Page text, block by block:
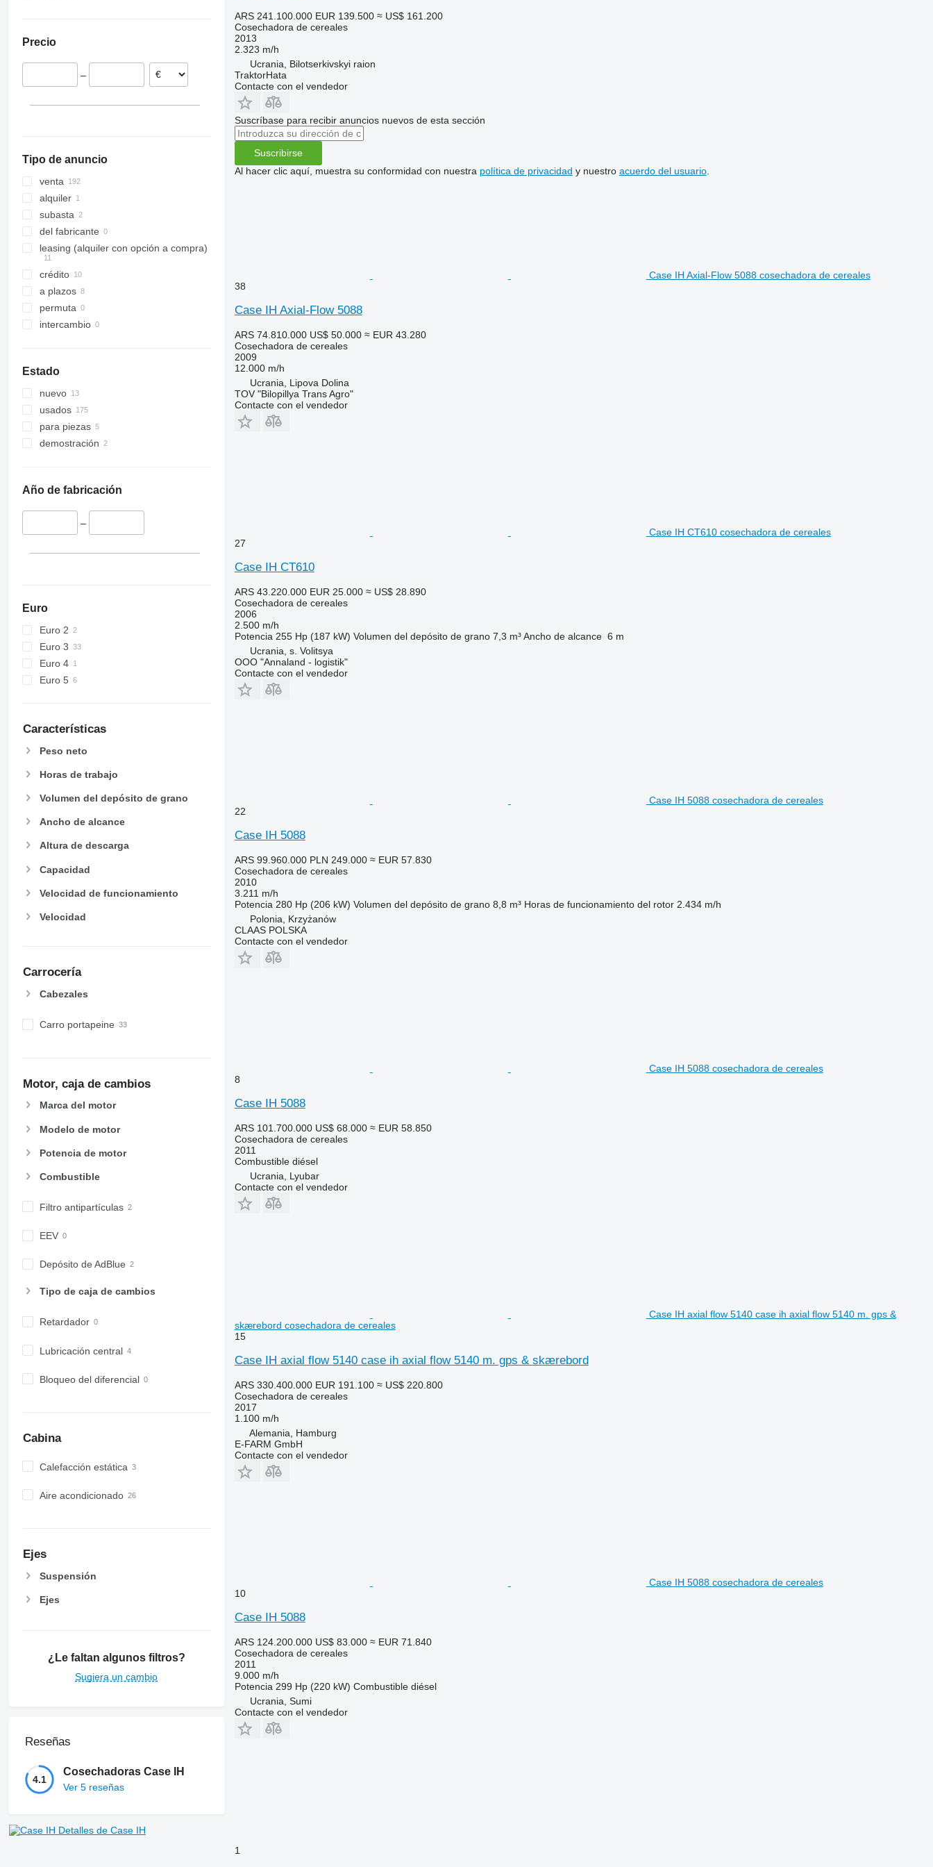
9230
9240
Axial-Flow
Axial-Flow 9240
2264
7300
8200
8300
8400
8500
8600
9500
9600
9610
9640
9650
9680
9700
9750
9760 STS
9770
9880
9900
W-series
X-series
Hungría
Rumanía
Precio
–
Tipo de anuncio
venta
alquiler
subasta
del fabricante
leasing (alquiler con opción a compra)
crédito
a plazos
permuta
intercambio
Estado
nuevo
usados
para piezas
demostración
Año de fabricación
–
Euro
Euro 2
Euro 3
Euro 4
Euro 5
Características
Peso neto
Horas de trabajo
Volumen del depósito de grano
Ancho de alcance
Altura de descarga
Capacidad
Velocidad de funcionamiento
Velocidad
Carrocería
Cabezales
Carro portapeine
Motor, caja de cambios
Marca del motor
Modelo de motor
Potencia de motor
Combustible
Filtro antipartículas
EEV
Depósito de AdBlue
Tipo de caja de cambios
Retardador
Lubricación central
Bloqueo del diferencial
Cabina
Calefacción estática
Aire acondicionado
Ejes
Suspensión
Ejes
¿Le faltan algunos filtros?
Sugiera un cambio
Reseñas
4.1
Cosechadoras Case IH
Ver 5 reseñas
Detalles de Case IH
ARS 241.100.000 EUR 139.500 ≈ US$ 161.200
Cosechadora de cereales
2013
2.323 m/h
Ucrania, Bilotserkivskyi raion
TraktorHata
Contacte con el vendedor
Suscríbase para recibir anuncios nuevos de esta sección
Suscribirse
Al hacer clic aquí, muestra su conformidad con nuestra política de privacidad y nuestro acuerdo del usuario.
Case IH Axial-Flow 5088 cosechadora de cereales
38
Case IH Axial-Flow 5088
ARS 74.810.000 US$ 50.000 ≈ EUR 43.280
Cosechadora de cereales
2009
12.000 m/h
Ucrania, Lipova Dolina
TOV "Bilopillya Trans Agro"
Contacte con el vendedor
Case IH CT610 cosechadora de cereales
27
Case IH CT610
ARS 43.220.000 EUR 25.000 ≈ US$ 28.890
Cosechadora de cereales
2006
2.500 m/h
Potencia 255 Hp (187 kW) Volumen del depósito de grano 7,3 m³ Ancho de alcance 6 m
Ucrania, s. Volitsya
OOO "Annaland - logistik"
Contacte con el vendedor
Case IH 5088 cosechadora de cereales
22
Case IH 5088
ARS 99.960.000 PLN 249.000 ≈ EUR 57.830
Cosechadora de cereales
2010
3.211 m/h
Potencia 280 Hp (206 kW) Volumen del depósito de grano 8,8 m³ Horas de funcionamiento del rotor 2.434 m/h
Polonia, Krzyżanów
CLAAS POLSKA
Contacte con el vendedor
Case IH 5088 cosechadora de cereales
8
Case IH 5088
ARS 101.700.000 US$ 68.000 ≈ EUR 58.850
Cosechadora de cereales
2011
Combustible diésel
Ucrania, Lyubar
Contacte con el vendedor
Case IH axial flow 5140 case ih axial flow 5140 m. gps &
skærebord cosechadora de cereales
15
Case IH axial flow 5140 case ih axial flow 5140 m. gps & skærebord
ARS 330.400.000 EUR 191.100 ≈ US$ 220.800
Cosechadora de cereales
2017
1.100 m/h
Alemania, Hamburg
E-FARM GmbH
Contacte con el vendedor
Case IH 5088 cosechadora de cereales
10
Case IH 5088
ARS 124.200.000 US$ 83.000 ≈ EUR 71.840
Cosechadora de cereales
2011
9.000 m/h
Potencia 299 Hp (220 kW) Combustible diésel
Ucrania, Sumi
Contacte con el vendedor
1